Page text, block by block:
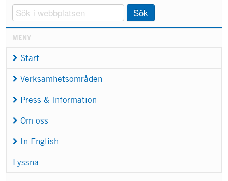
Sök
MENY
Start
Verksamhetsområden
Press & Information
Om oss
In English
Lyssna